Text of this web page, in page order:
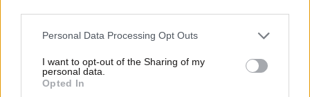
Please note that this website/app uses one or more Google
not limited to your visit or usage behaviour. You may click to
grant or deny consent to Google and its third-party tags to
use your data for below specified purposes in below Google
Personal Data Processing Opt Outs
I want to opt-out of the Sharing of my
personal data.
Opted In